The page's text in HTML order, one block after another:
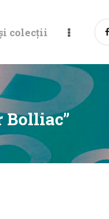
colecții
Bolliac”